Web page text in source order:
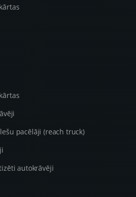
pacēlāji (reach truck)
autokrāvēji